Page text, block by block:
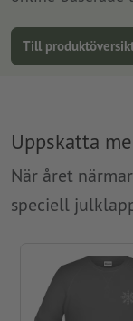
Till
Uppskatta
När året
speciell